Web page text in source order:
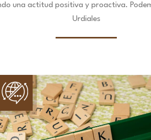
una actitud positiva y proactiva.
Urdiales